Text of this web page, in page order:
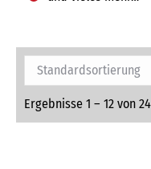
Ergebnisse 1 – 12 von